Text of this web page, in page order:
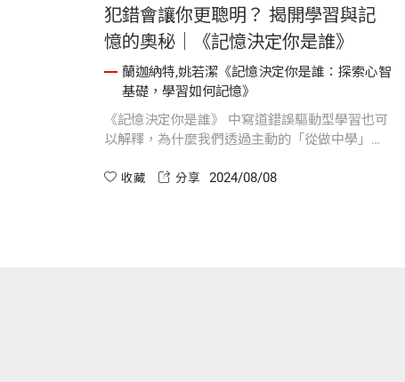
犯錯會讓你更聰明？ 揭開學習與記
憶的奧秘｜《記憶決定你是誰》
蘭迦納特,姚若潔《記憶決定你是誰：探索心智
基礎，學習如何記憶》
《記憶決定你是誰》 中寫道錯誤驅動型學習也可
以解釋，為什麼我們透過主動的「從做中學」，
者從很久以前就知道，在充滿挑戰的情況下學習
收藏 分享 2024/08/08